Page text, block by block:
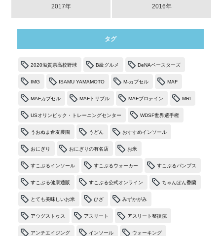
2017年 2016年
タグ
2020滋賀県高校野球 B級グルメ DeNAベースターズ
IMG ISAMU YAMAMOTO M-カプセル MAF
MAFカプセル MAFトリプル MAFプロテイン MRI
USオリンピック・トレーニングセンター WDSF世界選手権
うおぬま倉友農園 うどん おすすめインソール
おにぎり おにぎりの有名店 お米
すこぶるインソール すこぶるウォーカー すこぶるパンプス
すこぶる健康通販 すこぶる公式オンライン ちゃんぽん香蘭
とても美味しいお米 ひざ みずかがみ
アウグストゥス アスリート アスリート整復院
アンチエイジング インソール ウォーキング